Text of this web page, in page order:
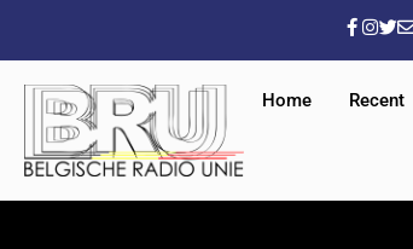
Home Recent